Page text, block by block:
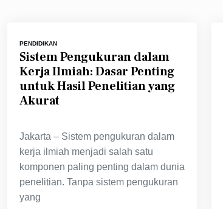
PENDIDIKAN
Sistem Pengukuran dalam
Kerja Ilmiah: Dasar Penting
untuk Hasil Penelitian yang
Akurat
Jakarta – Sistem pengukuran dalam
kerja ilmiah menjadi salah satu
komponen paling penting dalam dunia
penelitian. Tanpa sistem pengukuran
yang